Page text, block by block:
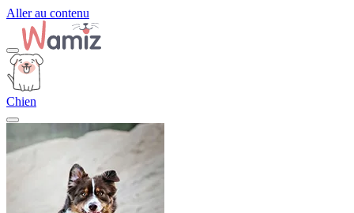
Aller au contenu
Chien